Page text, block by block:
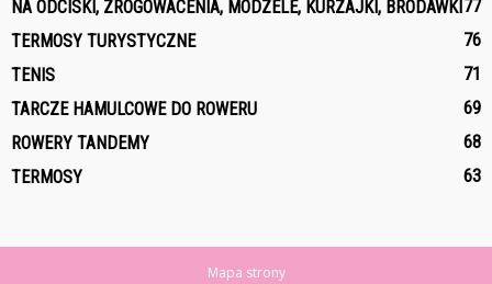
NA ODCISKI, ZROGOWACENIA, MODZELE, KURZAJKI, BRODAWKI77
TERMOSY TURYSTYCZNE
76
TENIS
71
TARCZE HAMULCOWE DO ROWERU
69
ROWERY TANDEMY
68
TERMOSY
63
Mapa strony